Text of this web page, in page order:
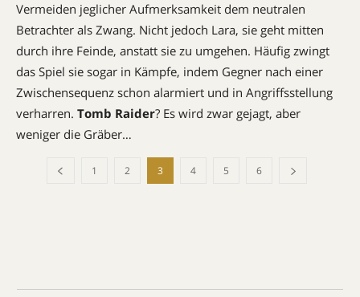
Vermeiden jeglicher Aufmerksamkeit dem neutralen
Betrachter als Zwang. Nicht jedoch Lara, sie geht mitten
durch ihre Feinde, anstatt sie zu umgehen. Häufig zwingt
das Spiel sie sogar in Kämpfe, indem Gegner nach einer
Zwischensequenz schon alarmiert und in Angriffsstellung
verharren. Tomb Raider? Es wird zwar gejagt, aber
weniger die Gräber…
1 2 3 4 5 6